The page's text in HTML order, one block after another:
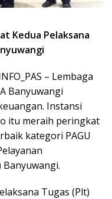
Kedua Pelaksana
– Lembaga
Banyuwangi
Instansi
itu meraih peringkat
kategori PAGU
Banyuwangi.
Tugas (Plt)